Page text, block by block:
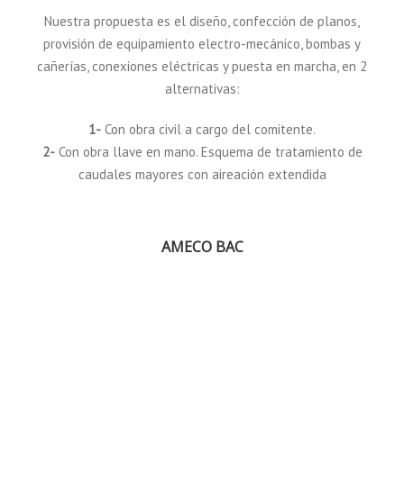
Nuestra propuesta es el diseño, confección de planos,
provisión de equipamiento electro-mecánico, bombas y
cañerías, conexiones eléctricas y puesta en marcha, en 2
alternativas:
1- Con obra civil a cargo del comitente.
2-Con obra llave en mano. Esquema de tratamiento de
caudales mayores con aireación extendida
AMECO BAC